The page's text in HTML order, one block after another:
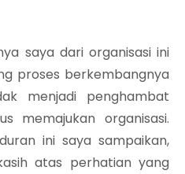
saya dari organisasi ini
proses berkembangnya
menjadi penghambat
memajukan organisasi.
ini saya sampaikan,
atas perhatian yang